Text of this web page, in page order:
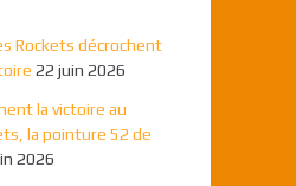
Rockets décrochent
22 juin 2026
la victoire au
la pointure 52 de
2026